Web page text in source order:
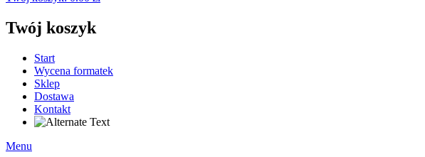
Twój koszyk
Start
Wycena formatek
Sklep
Dostawa
Kontakt
Menu